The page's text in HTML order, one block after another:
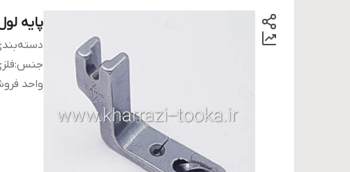
پایه
جنس:
واحد